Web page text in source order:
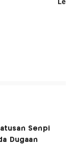
Senpi
Dugaan